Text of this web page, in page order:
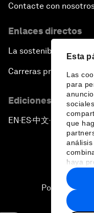
Esta
Las
para
que
haya
hecho
Contacte con
Enlaces directos
La sostenibilidad en el
Carreras profesionales
Ediciones en otros
EN ▪ES▪中文▪ 日本語
Política de